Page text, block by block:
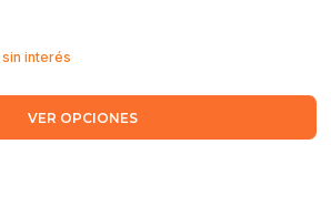
sin interés
VER OPCIONES